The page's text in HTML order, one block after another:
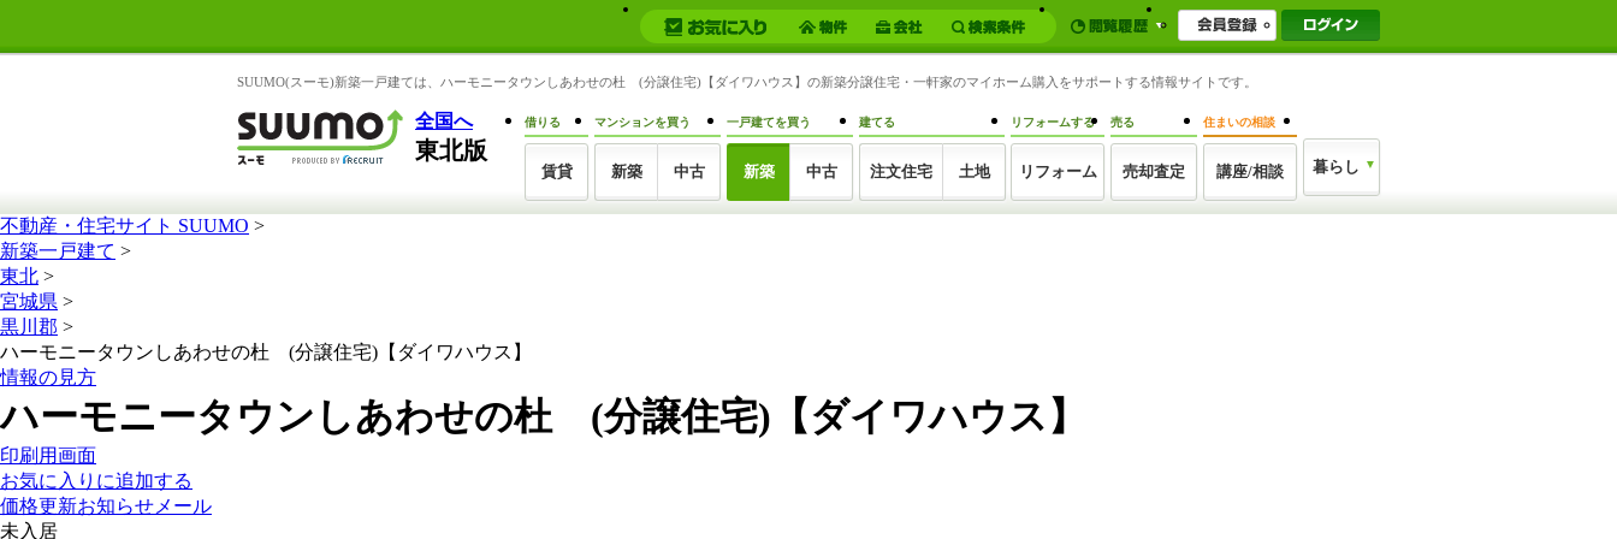
SUUMO(スーモ)新築一戸建ては、ハーモニータウンしあわせの杜 (分譲住宅)【ダイワハウス】の新築分譲住宅・一軒家のマイホーム購入をサポートする情報サイトです。
全国へ
東北版
借りる
賃貸
マンションを買う
新築 中古
一戸建てを買う
新築 中古
建てる
注文住宅 土地
リフォームする
リフォーム
売る
売却査定
住まいの相談
講座/相談 暮らし
不動産・住宅サイト SUUMO >
新築一戸建て >
東北 >
宮城県 >
黒川郡 >
ハーモニータウンしあわせの杜 (分譲住宅)【ダイワハウス】
情報の見方
ハーモニータウンしあわせの杜 (分譲住宅)【ダイワハウス】
印刷用画面
お気に入りに追加する
価格更新お知らせメール
未入居